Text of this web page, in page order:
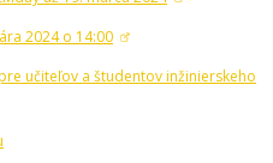
2024 o 14:00
učiteľov a študentov inžinierskeho